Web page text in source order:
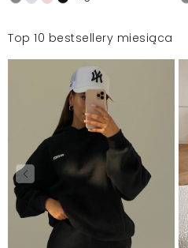
Top 10 bestsellery miesiąca